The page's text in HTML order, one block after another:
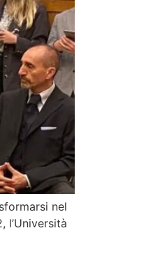
nel
l’Università